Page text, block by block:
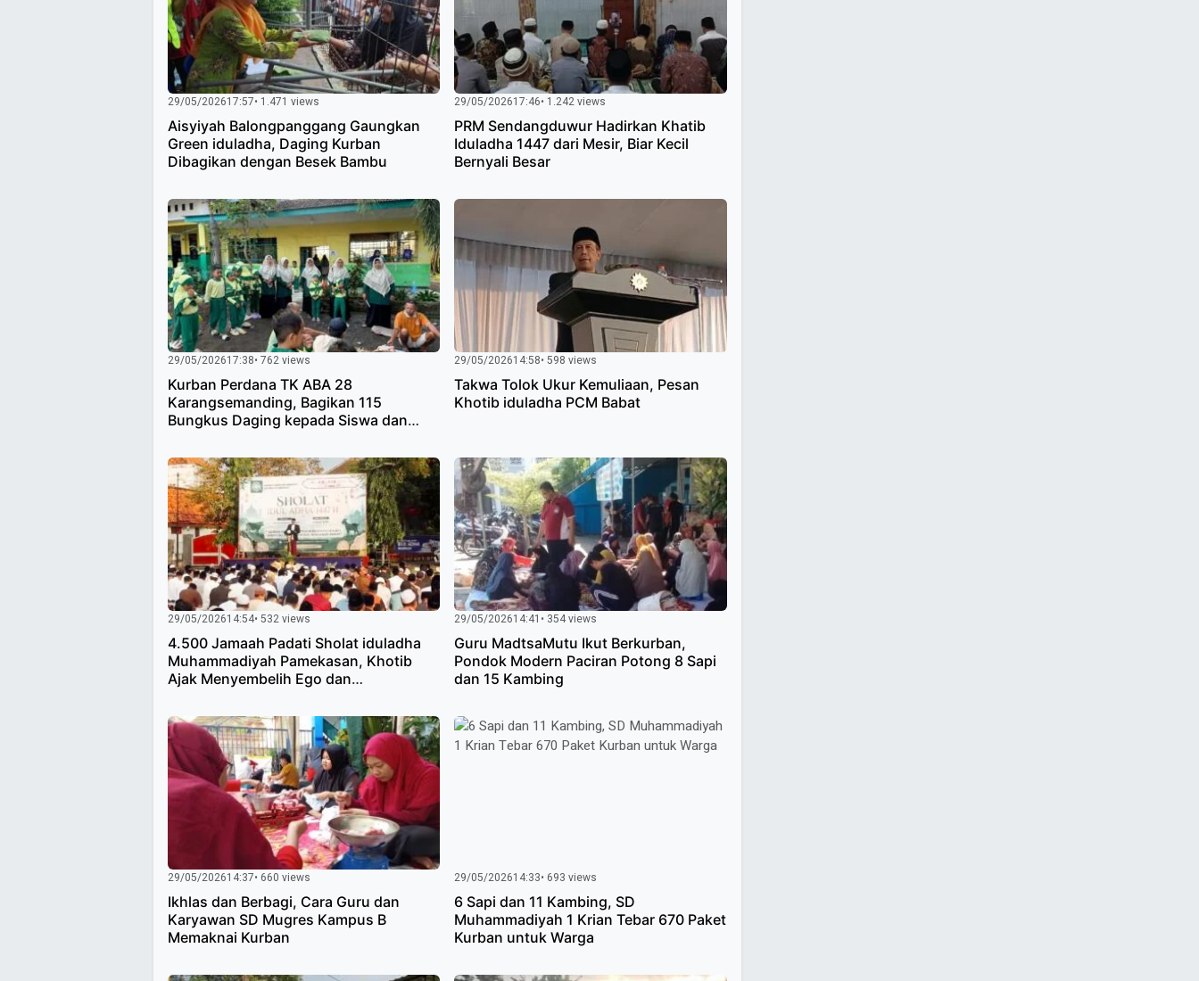
29/05/202617:57• 1.471 views
Aisyiyah Balongpanggang Gaungkan
Green iduladha, Daging Kurban
Dibagikan dengan Besek Bambu
29/05/202617:46• 1.242 views
PRM Sendangduwur Hadirkan Khatib
Iduladha 1447 dari Mesir, Biar Kecil
Bernyali Besar
29/05/202617:38• 762 views
Kurban Perdana TK ABA 28
Karangsemanding, Bagikan 115
Bungkus Daging kepada Siswa dan
29/05/202614:58• 598 views
Takwa Tolok Ukur Kemuliaan, Pesan
Khotib iduladha PCM Babat
29/05/202614:54• 532 views
4.500 Jamaah Padati Sholat iduladha
Muhammadiyah Pamekasan, Khotib
Ajak Menyembelih Ego dan
29/05/202614:41 • 354 views
Guru MadtsaMutu Ikut Berkurban,
Pondok Modern Paciran Potong 8 Sapi
dan 15 Kambing
29/05/202614:37• 660 views
Ikhlas dan Berbagi, Cara Guru dan
Karyawan SD Mugres Kampus B
Memaknai Kurban
29/05/202614:33• 693 views
6 Sapi dan 11 Kambing, SD
Muhammadiyah 1 Krian Tebar 670 Paket
Kurban untuk Warga